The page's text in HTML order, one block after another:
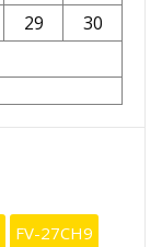
29
30
FV-27CH9